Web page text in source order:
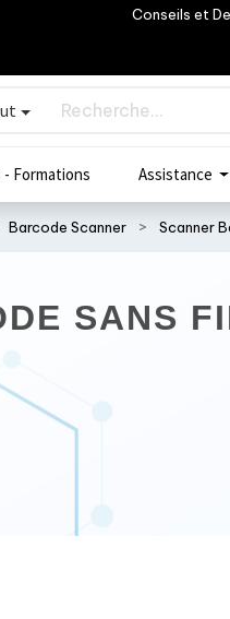
Conseils et
Formations Assistance
Barcode Scanner Scanner
SANS